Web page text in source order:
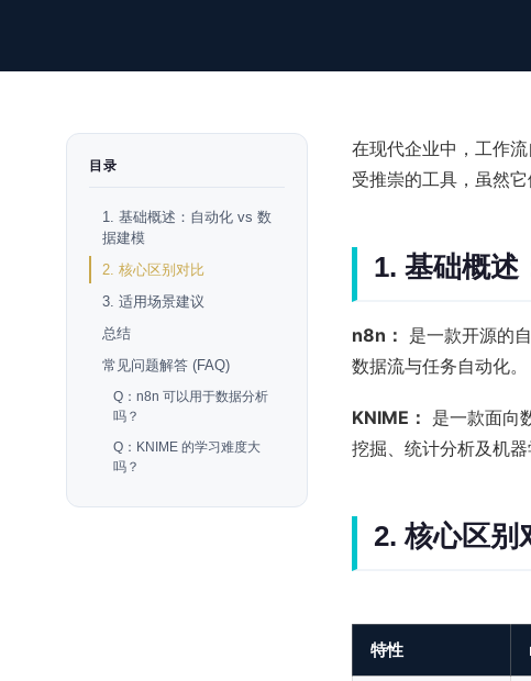
目录
1. 基础概述：自动化 vs 数
据建模
2. 核心区别对比
3. 适用场景建议
总结
常见问题解答 (FAQ)
Q：n8n 可以用于数据分析
吗？
Q：KNIME 的学习难度大
吗？
在现代企业中，工作
受推崇的工具，虽然
1. 基础概述
n8n： 是一款开源的
数据流与任务自动化。
KNIME： 是一款面向
挖掘、统计分析及机器
2. 核心区别
特性